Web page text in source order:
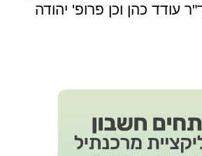
עודד כהן וכן פרופ' יהודה